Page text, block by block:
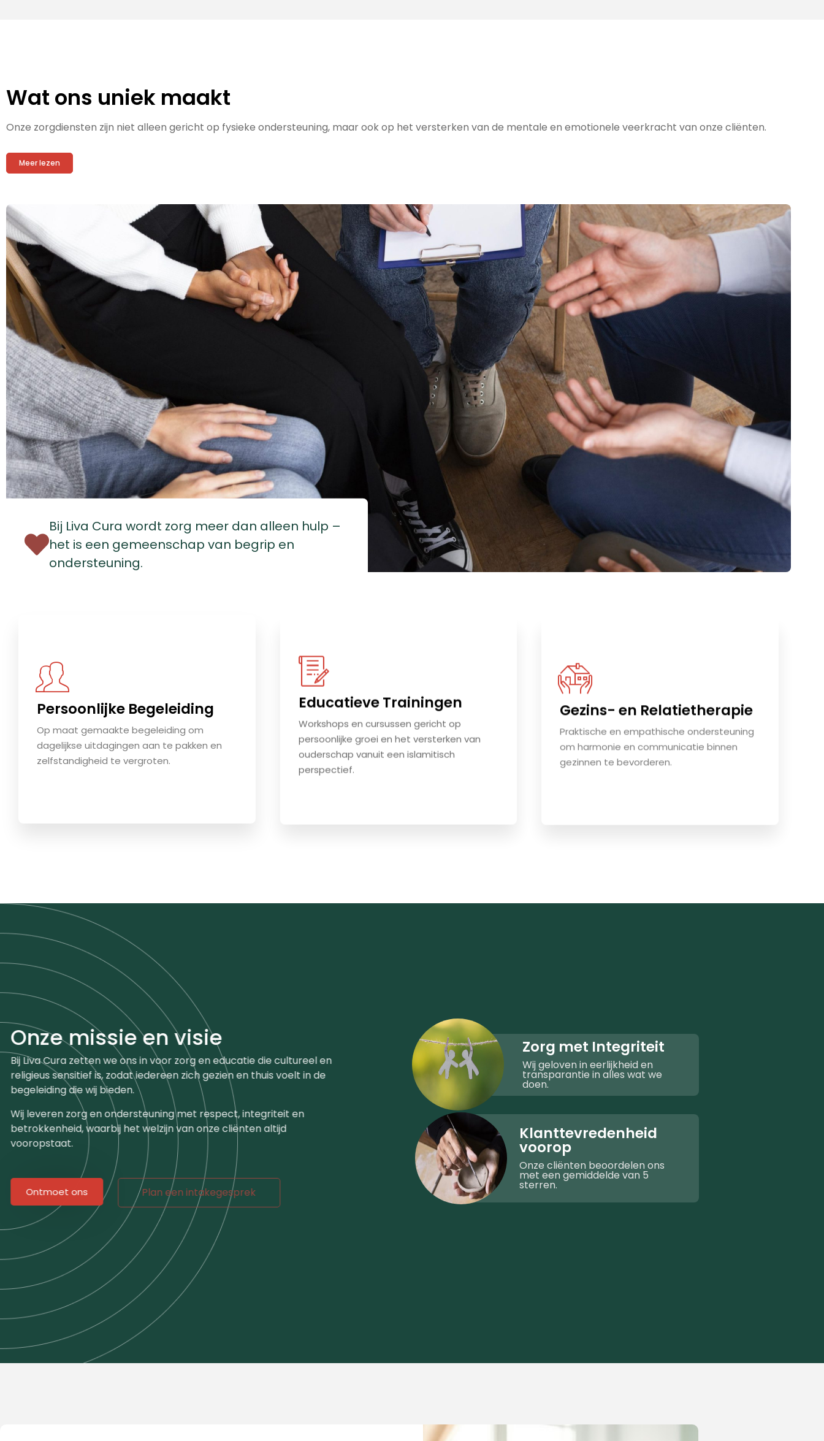
Wat ons uniek maakt
Onze zorgdiensten zijn niet alleen gericht op fysieke ondersteuning, maar ook op het versterken van de mentale en emotionele veerkracht van onze cliënten.
Meer lezen
Bij Liva Cura wordt zorg meer dan alleen hulp –
het is een gemeenschap van begrip en
ondersteuning.
Persoonlijke Begeleiding
Op maat gemaakte begeleiding om
dagelijkse uitdagingen aan te pakken en
zelfstandigheid te vergroten.
Educatieve Trainingen
Workshops en cursussen gericht op
persoonlijke groei en het versterken van
ouderschap vanuit een islamitisch
perspectief.
Gezins- en Relatietherapie
Praktische en empathische ondersteuning
om harmonie en communicatie binnen
gezinnen te bevorderen.
Onze missie en visie
Bij Liva Cura zetten we ons in voor zorg en educatie die cultureel en
religieus sensitief is, zodat iedereen zich gezien en thuis voelt in de
begeleiding die wij bieden.
Wij leveren zorg en ondersteuning met respect, integriteit en
betrokkenheid, waarbij het welzijn van onze cliënten altijd
vooropstaat.
Ontmoet ons Plan een intakegesprek
Zorg met Integriteit
Wij geloven in eerlijkheid en
transparantie in alles wat we
doen.
Klanttevredenheid
voorop
Onze cliënten beoordelen ons
met een gemiddelde van 5
sterren.